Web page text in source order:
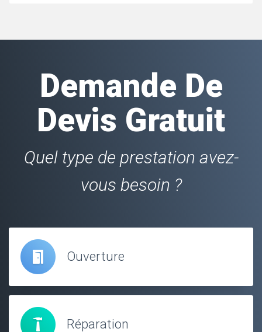
Demande De
Devis Gratuit
Quel type de prestation avez-
vous besoin ?
Ouverture
Réparation